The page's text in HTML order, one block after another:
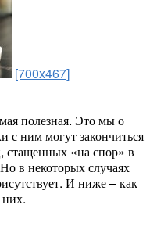
[700x467]
полезная. Это мы о
ним могут закончиться
стащенных «на спор» в
в некоторых случаях
И ниже – как